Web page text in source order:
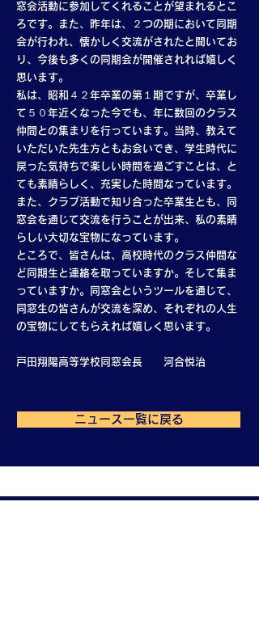
窓会活動に参加してくれることが望まれるとこ
ろです。また、昨年は、２つの期において同期
会が行われ、懐かしく交流がされたと聞いてお
り、今後も多くの同期会が開催されれば嬉しく
思います。
私は、昭和４２年卒業の第１期ですが、卒業し
て５０年近くなった今でも、年に数回のクラス
仲間との集まりを行っています。当時、教えて
いただいた先生方ともお会いでき、学生時代に
戻った気持ちで楽しい時間を過ごすことは、と
ても素晴らしく、充実した時間なっています。
また、クラブ活動で知り合った卒業生とも、同
窓会を通じて交流を行うことが出来、私の素晴
らしい大切な宝物になっています。
ところで、皆さんは、高校時代のクラス仲間な
ど同期生と連絡を取っていますか。そして集ま
っていますか。同窓会というツールを通じて、
同窓生の皆さんが交流を深め、それぞれの人生
の宝物にしてもらえれば嬉しく思います。
戸田翔陽高等学校同窓会長 河合悦治
ニュース一覧に戻る